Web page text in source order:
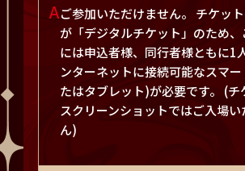
Aご参加いただけません。 チケッ
が「デジタルチケット」のため
には申込者様、同行者様ともに1
ンターネットに接続可能なスマ
たはタブレット)が必要です。 (チ
スクリーンショットではご入場
ん)